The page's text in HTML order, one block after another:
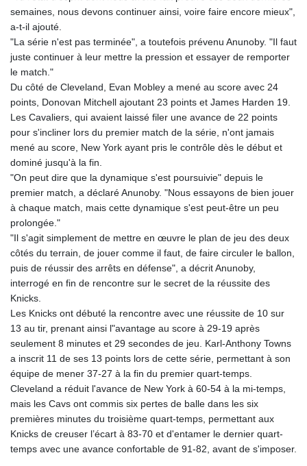
ILS 2.99985
INR 95.210504
IQD
IRR
1375550.000352
ISK 123.340386
JEP 0.74148
JMD 158.335856
JPY 157.80604
KES 129.014401
KGS 87.450384
4049.647537
KMF 426.00035
KRW
1407.860383
KYD 0.830861
KZT 467.275008
LAK
22510.919863
LBP
89282.792025
LKR 334.420274
LRD 179.959348
LSL 16.197552
LTL 2.95274
semaines, nous devons continuer ainsi, voire faire encore mieux",
a-t-il ajouté.
"La série n'est pas terminée", a toutefois prévenu Anunoby. "Il faut
juste continuer à leur mettre la pression et essayer de remporter
le match."
Du côté de Cleveland, Evan Mobley a mené au score avec 24
points, Donovan Mitchell ajoutant 23 points et James Harden 19.
Les Cavaliers, qui avaient laissé filer une avance de 22 points
pour s'incliner lors du premier match de la série, n'ont jamais
mené au score, New York ayant pris le contrôle dès le début et
dominé jusqu'à la fin.
"On peut dire que la dynamique s'est poursuivie" depuis le
premier match, a déclaré Anunoby. "Nous essayons de bien jouer
à chaque match, mais cette dynamique s'est peut-être un peu
prolongée."
"Il s'agit simplement de mettre en œuvre le plan de jeu des deux
côtés du terrain, de jouer comme il faut, de faire circuler le ballon,
puis de réussir des arrêts en défense", a décrit Anunoby,
interrogé en fin de rencontre sur le secret de la réussite des
Knicks.
Les Knicks ont débuté la rencontre avec une réussite de 10 sur
13 au tir, prenant ainsi l"avantage au score à 29-19 après
seulement 8 minutes et 29 secondes de jeu. Karl-Anthony Towns
a inscrit 11 de ses 13 points lors de cette série, permettant à son
équipe de mener 37-27 à la fin du premier quart-temps.
Cleveland a réduit l'avance de New York à 60-54 à la mi-temps,
mais les Cavs ont commis six pertes de balle dans les six
premières minutes du troisième quart-temps, permettant aux
Knicks de creuser l’écart à 83-70 et d'entamer le dernier quart-
temps avec une avance confortable de 91-82, avant de s'imposer.